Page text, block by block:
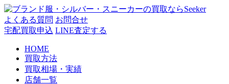
コ
ン
テ
よくある質問 お問合せ
宅配買取申込 LINE査定する
HOME
買取方法
買取相場・実績
店舗一覧